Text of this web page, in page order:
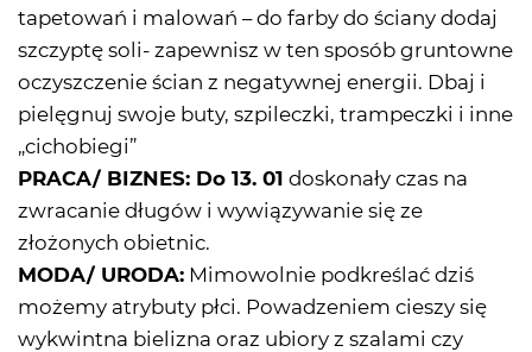
tapetowań i malowań – do farby do ściany dodaj
szczyptę soli- zapewnisz w ten sposób gruntowne
oczyszczenie ścian z negatywnej energii. Dbaj i
pielęgnuj swoje buty, szpileczki, trampeczki i inne
„cichobiegi”
PRACA/ BIZNES: Do 13. 01 doskonały czas na
zwracanie długów i wywiązywanie się ze
złożonych obietnic.
MODA/ URODA: Mimowolnie podkreślać dziś
możemy atrybuty płci. Powadzeniem cieszy się
wykwintna bielizna oraz ubiory z szalami czy